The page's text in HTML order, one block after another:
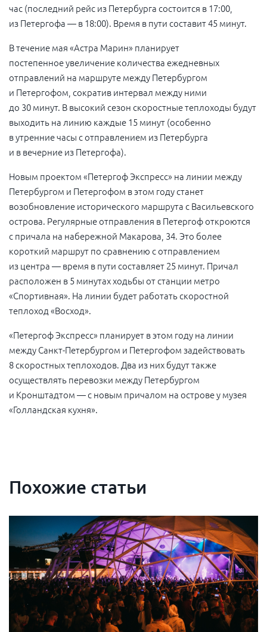
час (последний рейс из Петербурга состоится в 17:00,
из Петергофа — в 18:00). Время в пути составит 45 минут.
В течение мая «Астра Марин» планирует
постепенноеувеличение количества ежедневных
отправлений на маршруте между Петербургом
и Петергофом, сократив интервал между ними
до 30 минут. В высокий сезон скоростные теплоходы будут
выходить на линию каждые 15 минут (особенно
в утренние часы с отправлением из Петербурга
и в вечерние из Петергофа).
Новым проектом «Петергоф Экспресс» на линии между
Петербургом и Петергофом в этом году станет
возобновление исторического маршрута с Васильевского
острова. Регулярные отправления в Петергоф откроются
с причала на набережной Макарова, 34. Это более
короткий маршрут по сравнению с отправлением
из центра — время в пути составляет 25 минут. Причал
расположен в 5 минутах ходьбы от станции метро
«Спортивная». На линии будет работать скоростной
теплоход «Восход».
«Петергоф Экспресс» планирует в этом году на линии
между Санкт-Петербургом и Петергофом задействовать
8 скоростных теплоходов. Два из них будут также
осуществлять перевозки между Петербургом
и Кронштадтом — с новым причалом на острове у музея
«Голландская кухня».
Похожие статьи